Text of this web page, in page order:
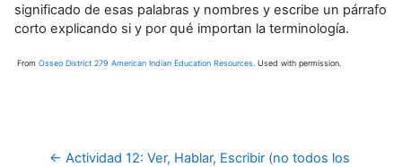
significado de esas palabras y nombres y escribe un párrafo
corto explicando si y por qué importan la terminología.
From Osseo District 279 American Indian Education Resources . Used with permission.
← Actividad 12: Ver, Hablar, Escribir (no todos los